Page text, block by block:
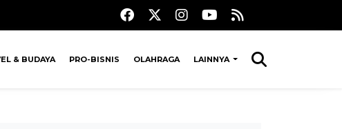
& BUDAYA PRO-BISNIS OLAHRAGA LAINNYA